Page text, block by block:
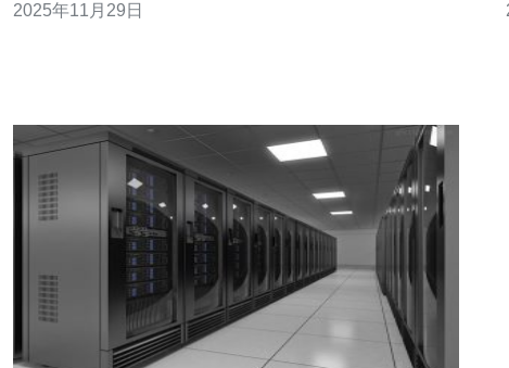
越南的服务器商提供的技术支持相对较为专业，能够及时
2025年11月29日